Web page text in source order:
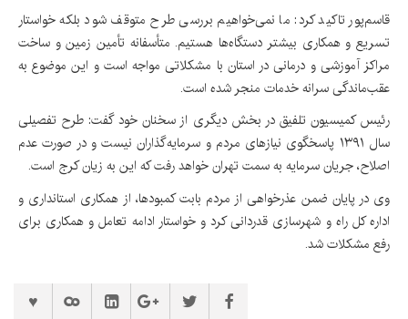
قاسم‌پور تاکید کرد: ما نمی‌خواهیم بررسی طرح متوقف شود بلکه خواستار
تسریع و همکاری بیشتر دستگاه‌ها هستیم. متأسفانه تأمین زمین و ساخت
مراکز آموزشی و درمانی در استان با مشکلاتی مواجه است و این موضوع به
عقب‌ماندگی سرانه خدمات منجر شده است.
رئیس کمیسیون تلفیق در بخش دیگری از سخنان خود گفت: طرح تفصیلی
سال ۱۳۹۱ پاسخگوی نیازهای مردم و سرمایه‌گذاران نیست و در صورت عدم
اصلاح، جریان سرمایه به سمت تهران خواهد رفت که این به زیان کرج است.
وی در پایان ضمن عذرخواهی از مردم بابت کمبودها، از همکاری استانداری و
اداره کل راه و شهرسازی قدردانی کرد و خواستار ادامه تعامل و همکاری برای
رفع مشکلات شد.